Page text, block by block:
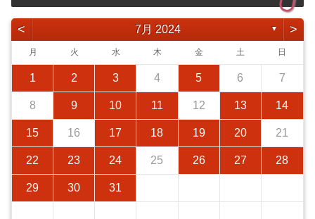
< 7月 2024 ▼ >
月 火 水 木 金 土 日
1 2 3 4 5 6 7
8 9 10 11 12 13 14
15 16 17 18 19 20 21
22 23 24 25 26 27 28
29 30 31